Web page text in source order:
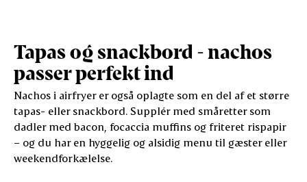
Tapas og snackbord - nachos
passer perfekt ind
Nachos i airfryer er også oplagte som en del af et større
tapas- eller snackbord. Supplér med småretter som
dadler med bacon, focaccia muffins og friteret rispapir
– og du har en hyggelig og alsidig menu til gæster eller
weekendforkælelse.